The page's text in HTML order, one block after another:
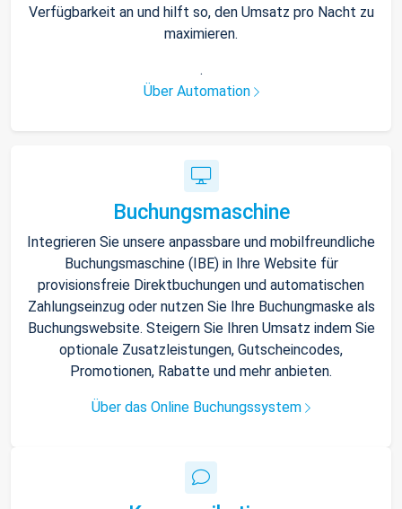
Verfügbarkeit an und hilft so, den Umsatz pro Nacht zu
maximieren.
.
Über Automation
Buchungsmaschine
Integrieren Sie unsere anpassbare und mobilfreundliche
Buchungsmaschine (IBE) in Ihre Website für
provisionsfreie Direktbuchungen und automatischen
Zahlungseinzug oder nutzen Sie Ihre Buchungmaske als
Buchungswebsite. Steigern Sie Ihren Umsatz indem Sie
optionale Zusatzleistungen, Gutscheincodes,
Promotionen, Rabatte und mehr anbieten.
Über das Online Buchungssystem